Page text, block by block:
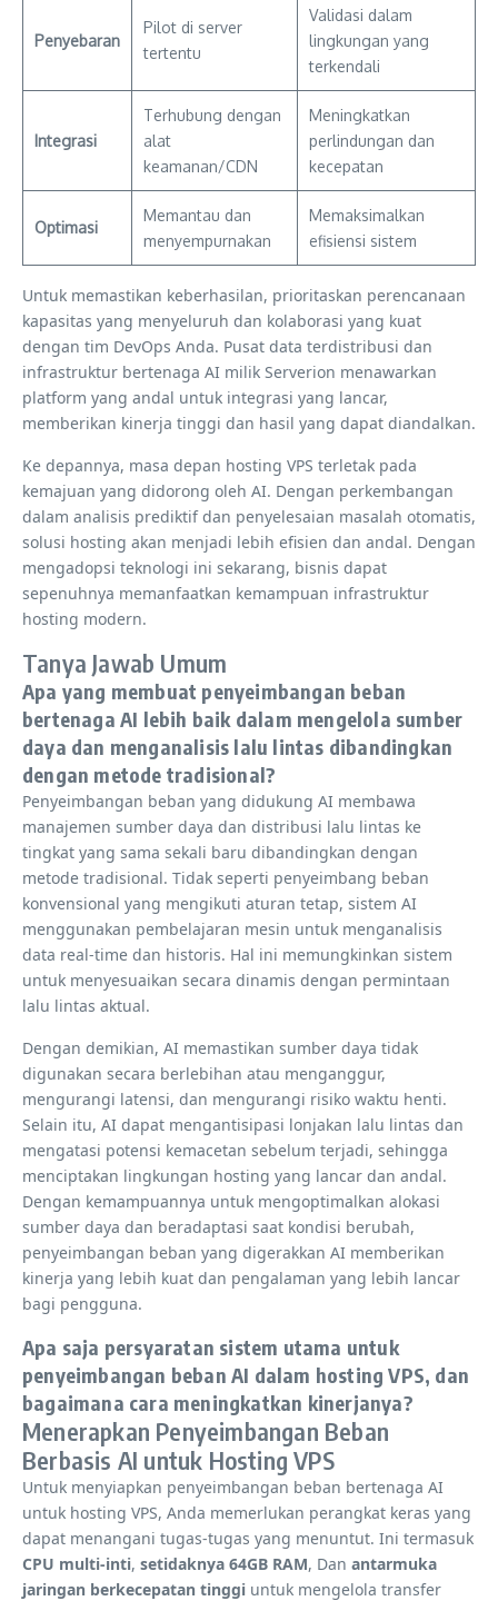
Penyebaran
Pilot di server
tertentu
Validasi dalam
lingkungan yang
terkendali
Integrasi
Terhubung dengan
alat
keamanan/CDN
Meningkatkan
perlindungan dan
kecepatan
Optimasi
Memantau dan
menyempurnakan
Memaksimalkan
efisiensi sistem
Untuk memastikan keberhasilan, prioritaskan perencanaan
kapasitas yang menyeluruh dan kolaborasi yang kuat
dengan tim DevOps Anda. Pusat data terdistribusi dan
infrastruktur bertenaga AI milik Serverion menawarkan
platform yang andal untuk integrasi yang lancar,
memberikan kinerja tinggi dan hasil yang dapat diandalkan.
Ke depannya, masa depan hosting VPS terletak pada
kemajuan yang didorong oleh AI. Dengan perkembangan
dalam analisis prediktif dan penyelesaian masalah otomatis,
solusi hosting akan menjadi lebih efisien dan andal. Dengan
mengadopsi teknologi ini sekarang, bisnis dapat
sepenuhnya memanfaatkan kemampuan infrastruktur
hosting modern.
Tanya Jawab Umum
Apa yang membuat penyeimbangan beban
bertenaga AI lebih baik dalam mengelola sumber
daya dan menganalisis lalu lintas dibandingkan
dengan metode tradisional?
Penyeimbangan beban yang didukung AI membawa
manajemen sumber daya dan distribusi lalu lintas ke
tingkat yang sama sekali baru dibandingkan dengan
metode tradisional. Tidak seperti penyeimbang beban
konvensional yang mengikuti aturan tetap, sistem AI
menggunakan pembelajaran mesin untuk menganalisis
data real-time dan historis. Hal ini memungkinkan sistem
untuk menyesuaikan secara dinamis dengan permintaan
lalu lintas aktual.
Dengan demikian, AI memastikan sumber daya tidak
digunakan secara berlebihan atau menganggur,
mengurangi latensi, dan mengurangi risiko waktu henti.
Selain itu, AI dapat mengantisipasi lonjakan lalu lintas dan
mengatasi potensi kemacetan sebelum terjadi, sehingga
menciptakan lingkungan hosting yang lancar dan andal.
Dengan kemampuannya untuk mengoptimalkan alokasi
sumber daya dan beradaptasi saat kondisi berubah,
penyeimbangan beban yang digerakkan AI memberikan
kinerja yang lebih kuat dan pengalaman yang lebih lancar
bagi pengguna.
Apa saja persyaratan sistem utama untuk
penyeimbangan beban AI dalam hosting VPS, dan
bagaimana cara meningkatkan kinerjanya?
Menerapkan Penyeimbangan Beban
Berbasis AI untuk Hosting VPS
Untuk menyiapkan penyeimbangan beban bertenaga AI
untuk hosting VPS, Anda memerlukan perangkat keras yang
dapat menangani tugas-tugas yang menuntut. Ini termasuk
CPU multi-inti, setidaknya 64GB RAM, Dan antarmuka
jaringan berkecepatan tinggi untuk mengelola transfer